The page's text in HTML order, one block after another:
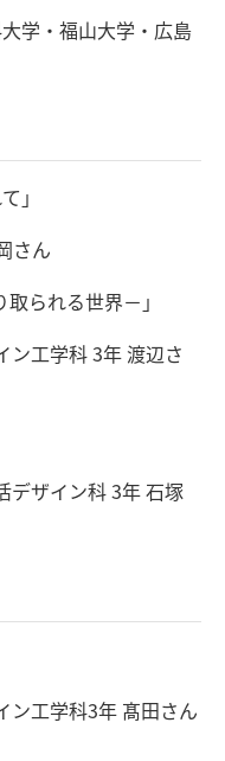
学・福山大学・広島
」
さん
られる世界－」
ン工学科 3年 渡辺さ
デザイン科 3年 石塚
ン工学科3年 髙田さん